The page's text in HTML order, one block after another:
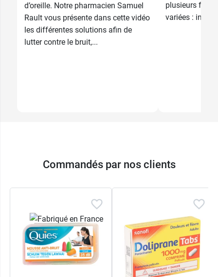
d’oreille. Notre pharmacien Samuel
Rault vous présente dans cette vidéo
les différentes solutions afin de
lutter contre le bruit,...
plusieurs
variées :
Commandés par nos clients